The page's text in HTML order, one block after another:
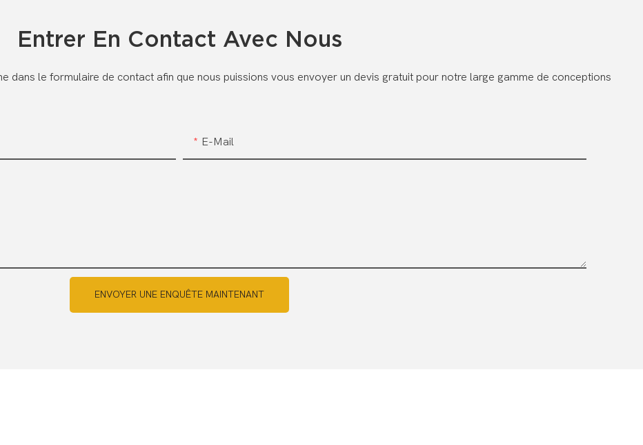
Entrer En Contact Avec Nous
dans le formulaire de contact afin que nous puissions vous envoyer un devis gratuit pour notre large gamme de conceptions
E-Mail
ENVOYER UNE ENQUÊTE MAINTENANT